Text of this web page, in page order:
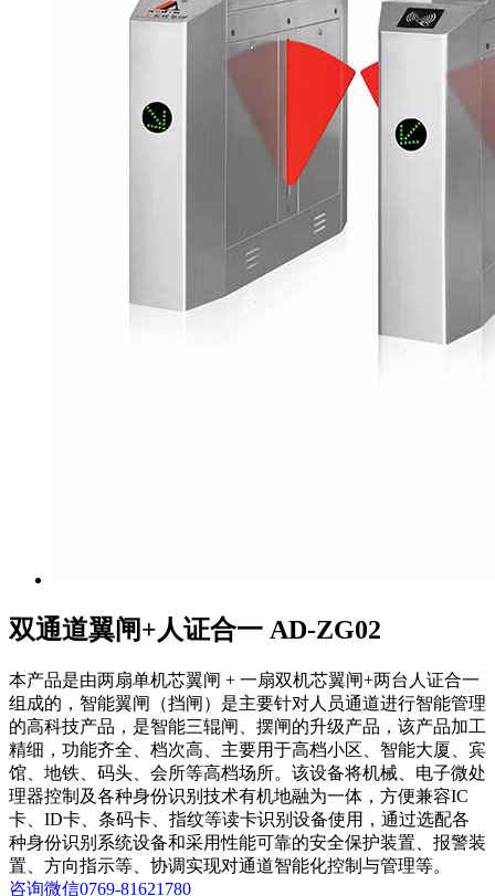
双通道翼闸+人证合一 AD-ZG02
本产品是由两扇单机芯翼闸 + 一扇双机芯翼闸+两台人证合一
组成的，智能翼闸（挡闸）是主要针对人员通道进行智能管理
的高科技产品，是智能三辊闸、摆闸的升级产品，该产品加工
精细，功能齐全、档次高、主要用于高档小区、智能大厦、宾
馆、地铁、码头、会所等高档场所。该设备将机械、电子微处
理器控制及各种身份识别技术有机地融为一体，方便兼容IC
卡、ID卡、条码卡、指纹等读卡识别设备使用，通过选配各
种身份识别系统设备和采用性能可靠的安全保护装置、报警装
置、方向指示等、协调实现对通道智能化控制与管理等。
咨询微信0769-81621780